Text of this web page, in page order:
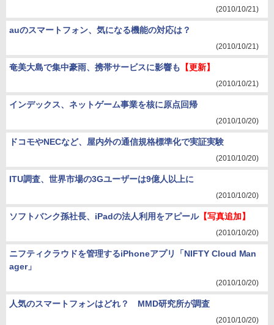
(2010/10/21)
auのスマートフォン、気になる機能の対応は？
(2010/10/21)
奄美大島で集中豪雨、携帯サービスに影響も 【更新】
(2010/10/21)
インデックス、ネットゲーム事業を核に原点回帰
(2010/10/20)
ドコモやNECなど、屋内外の通信規格標準化で実証実験
(2010/10/20)
ITU調査、世界市場の3Gユーザーは9億人以上に
(2010/10/20)
ソフトバンク孫社長、iPadの法人利用をアピール【写真追加】
(2010/10/20)
ニフティクラウドを管理するiPhoneアプリ「NIFTY Cloud Man
ager」
(2010/10/20)
人気のスマートフォンはどれ？ MMD研究所が調査
(2010/10/20)